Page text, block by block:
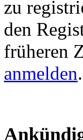
zu
den
früheren
anmelden.